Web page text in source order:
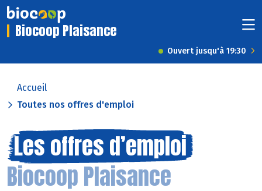
Biocoop Plaisance
Ouvert jusqu'à 19:30
Accueil
Toutes nos offres d'emploi
Les offres d’emploi
Biocoop Plaisance